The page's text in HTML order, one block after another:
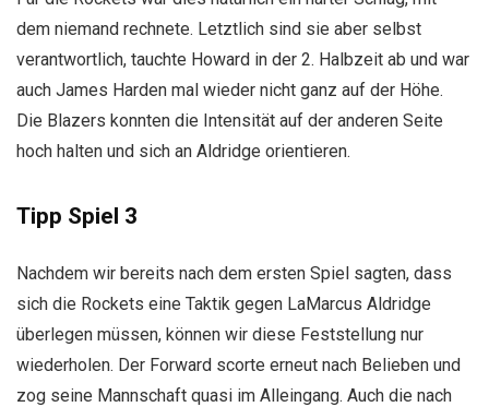
dem niemand rechnete. Letztlich sind sie aber selbst
verantwortlich, tauchte Howard in der 2. Halbzeit ab und war
auch James Harden mal wieder nicht ganz auf der Höhe.
Die Blazers konnten die Intensität auf der anderen Seite
hoch halten und sich an Aldridge orientieren.
Tipp Spiel 3
Nachdem wir bereits nach dem ersten Spiel sagten, dass
sich die Rockets eine Taktik gegen LaMarcus Aldridge
überlegen müssen, können wir diese Feststellung nur
wiederholen. Der Forward scorte erneut nach Belieben und
zog seine Mannschaft quasi im Alleingang. Auch die nach